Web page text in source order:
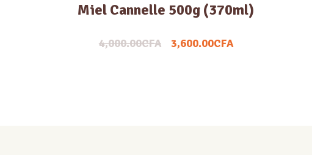
Miel Cannelle 500g (370ml)
4,000.00CFA 3,600.00CFA